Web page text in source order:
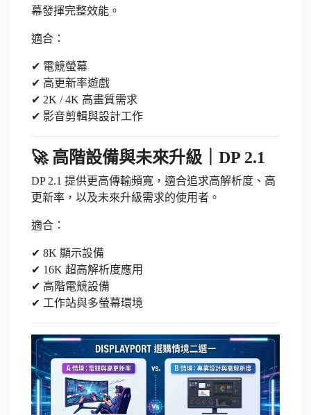
幕發揮完整效能。
適合：
✔ 電競螢幕
✔ 高更新率遊戲
✔ 2K / 4K 高畫質需求
✔ 影音剪輯與設計工作
🚀 高階設備與未來升級｜DP 2.1
DP 2.1 提供更高傳輸頻寬，適合追求高解析度、高
更新率，以及未來升級需求的使用者。
適合：
✔ 8K 顯示設備
✔ 16K 超高解析度應用
✔ 高階電競設備
✔ 工作站與多螢幕環境